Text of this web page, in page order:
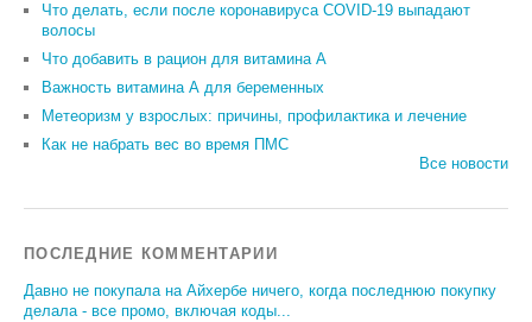
Что делать, если после коронавируса COVID-19 выпадают
волосы
Что добавить в рацион для витамина А
Важность витамина А для беременных
Метеоризм у взрослых: причины, профилактика и лечение
Как не набрать вес во время ПМС
Все новости
ПОСЛЕДНИЕ КОММЕНТАРИИ
Давно не покупала на Айхербе ничего, когда последнюю покупку
делала - все промо, включая коды...